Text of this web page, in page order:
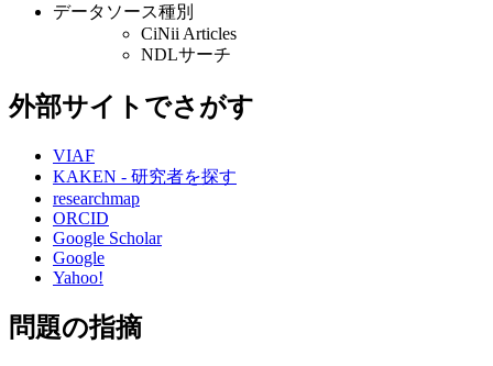
データソース種別
CiNii Articles
NDLサーチ
外部サイトでさがす
VIAF
KAKEN - 研究者を探す
researchmap
ORCID
Google Scholar
Google
Yahoo!
問題の指摘